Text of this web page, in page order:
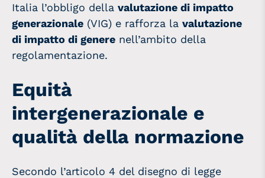
Italia l’obbligo della valutazione di impatto
generazionale (VIG) e rafforza la valutazione
di impatto di genere nell’ambito della
regolamentazione.
Equità
intergenerazionale e
qualità della normazione
Secondo l’articolo 4 del disegno di legge